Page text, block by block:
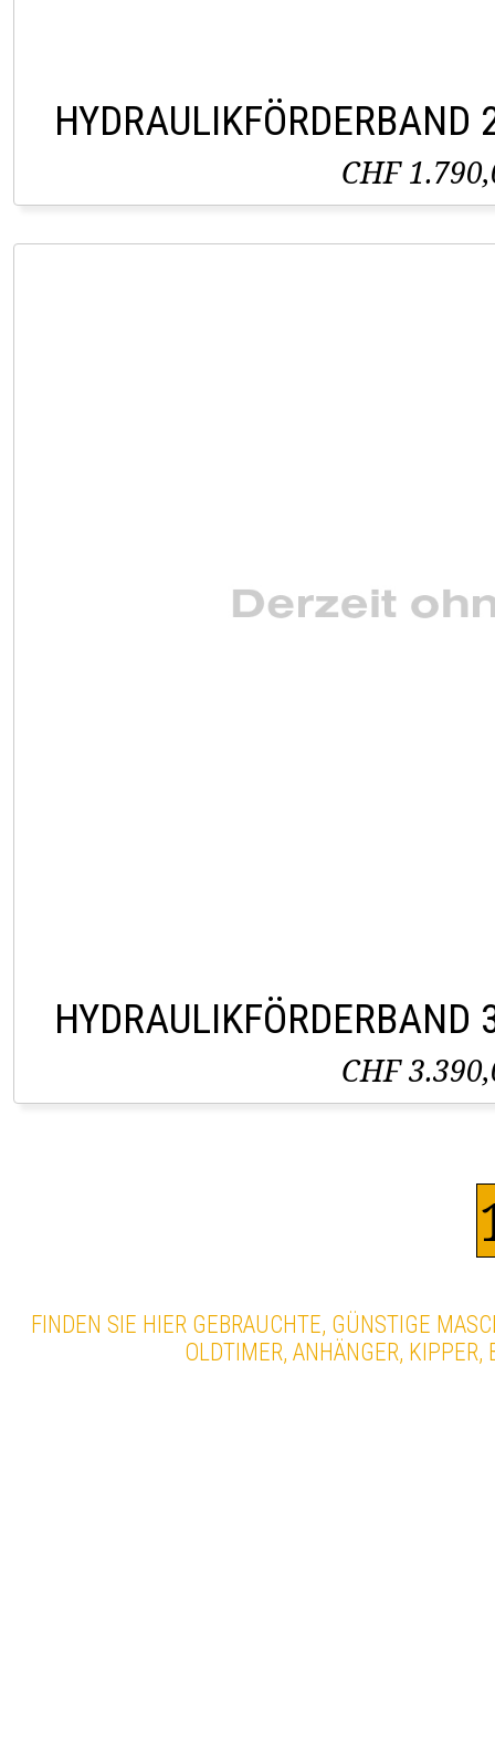
CHF
CHF
FINDEN SIE HIER GEBRAUCHTE, GÜNSTIGE
OLDTIMER, ANHÄNGER, KIPPER,